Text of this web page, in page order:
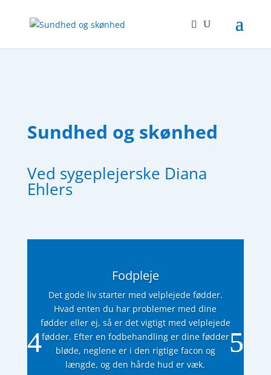
Sundhed og skønhed
Ved sygeplejerske Diana
Ehlers
Fodpleje
Det gode liv starter med velplejede fødder.
Hvad enten du har problemer med dine
fødder eller ej, så er det vigtigt med velplejede
fødder. Efter en fodbehandling er dine fødder
bløde, neglene er i den rigtige facon og
længde, og den hårde hud er væk.